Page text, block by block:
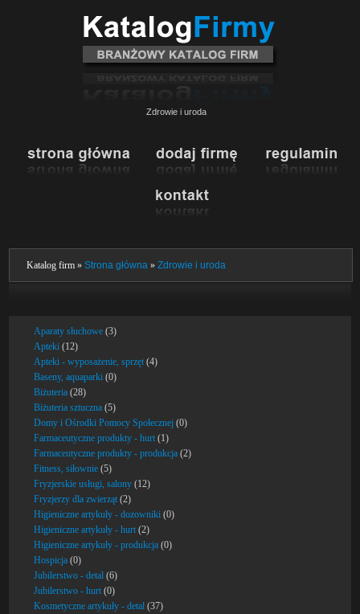
Zdrowie i uroda
Katalog firm »Strona główna »Zdrowie i uroda
Aparaty słuchowe (3)
Apteki (12)
Apteki - wyposażenie, sprzęt (4)
Baseny, aquaparki (0)
Biżuteria (28)
Biżuteria sztuczna (5)
Domy i Ośrodki Pomocy Społecznej (0)
Farmaceutyczne produkty - hurt (1)
Farmaceutyczne produkty - produkcja (2)
Fitness, siłownie (5)
Fryzjerskie usługi, salony (12)
Fryzjerzy dla zwierząt (2)
Higieniczne artykuły - dozowniki (0)
Higieniczne artykuły - hurt (2)
Higieniczne artykuły - produkcja (0)
Hospicja (0)
Jubilerstwo - detal (6)
Jubilerstwo - hurt (0)
Kosmetyczne artykuły - detal (37)